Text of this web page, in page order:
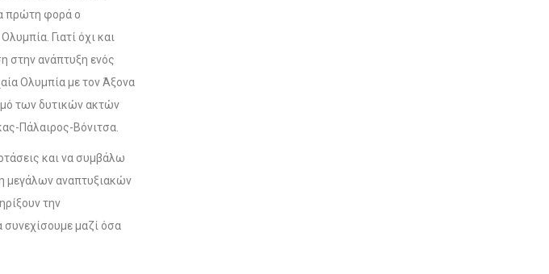
πρώτη φορά ο
Γιατί όχι και
στην ανάπτυξη ενός
Ολυμπία με τον Άξονα
των δυτικών ακτών
Πάλαιρος-Βόνιτσα.
και να συμβάλω
μεγάλων αναπτυξιακών
την
μαζί όσα